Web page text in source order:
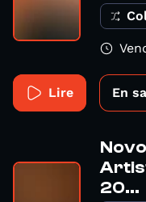
Lire En
20...